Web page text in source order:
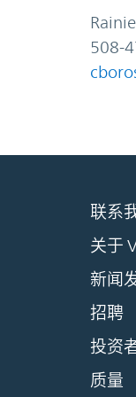
508-
联系
关于
新闻
招聘
投资
质量